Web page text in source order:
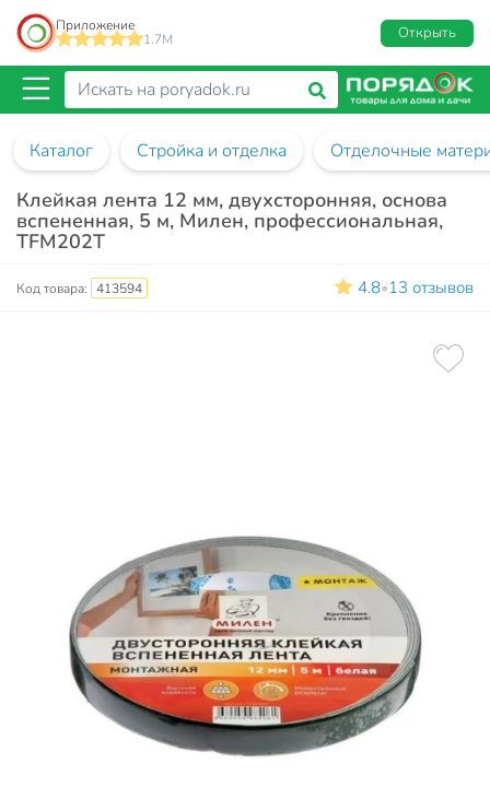
Приложение
1.7M
Открыть
Каталог Стройка и отделка Отделочные
Клейкая лента 12 мм, двухсторонняя, основа
вспененная, 5 м, Милен, профессиональная,
TFМ202T
Код товара: 413594 4.8•13 отзывов